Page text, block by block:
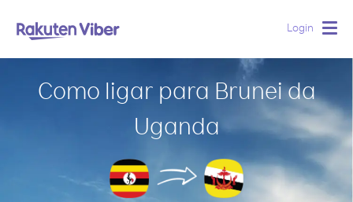
Login
Como ligar para Brunei da
Uganda